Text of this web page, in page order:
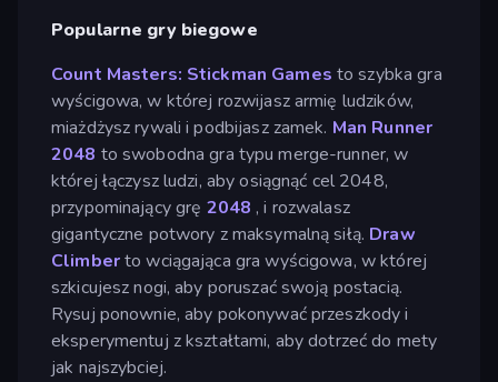
Popularne gry biegowe
Count Masters: Stickman Games to szybka gra
wyścigowa, w której rozwijasz armię ludzików,
miażdżysz rywali i podbijasz zamek. Man Runner
2048 to swobodna gra typu merge-runner, w
której łączysz ludzi, aby osiągnąć cel 2048,
przypominający grę 2048 , i rozwalasz
gigantyczne potwory z maksymalną siłą. Draw
Climberto wciągająca gra wyścigowa, w której
szkicujesz nogi, aby poruszać swoją postacią.
Rysuj ponownie, aby pokonywać przeszkody i
eksperymentuj z kształtami, aby dotrzeć do mety
jak najszybciej.